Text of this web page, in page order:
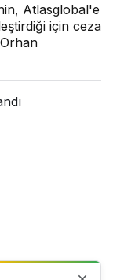
Atlasglobal'e
için ceza